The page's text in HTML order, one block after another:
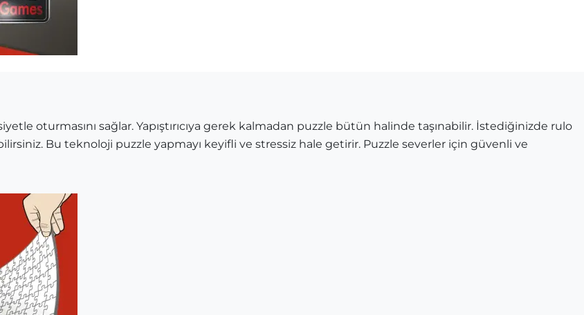
oturmasını sağlar. Yapıştırıcıya gerek kalmadan puzzle bütün halinde taşınabilir. İstediğinizde rulo
Bu teknoloji puzzle yapmayı keyifli ve stressiz hale getirir. Puzzle severler için güvenli ve